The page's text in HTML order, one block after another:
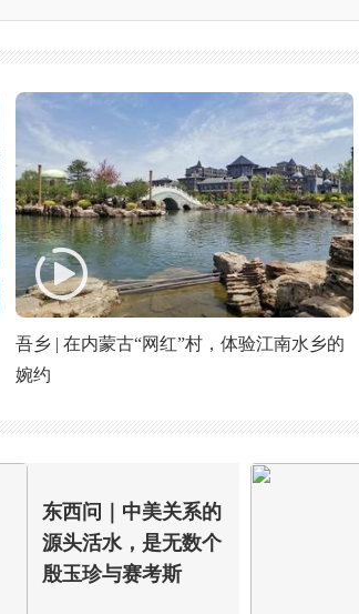
吾乡 | 在内蒙古“网红”村，体验江南水乡的
婉约
东西问｜中美关系的
源头活水，是无数个
殷玉珍与赛考斯